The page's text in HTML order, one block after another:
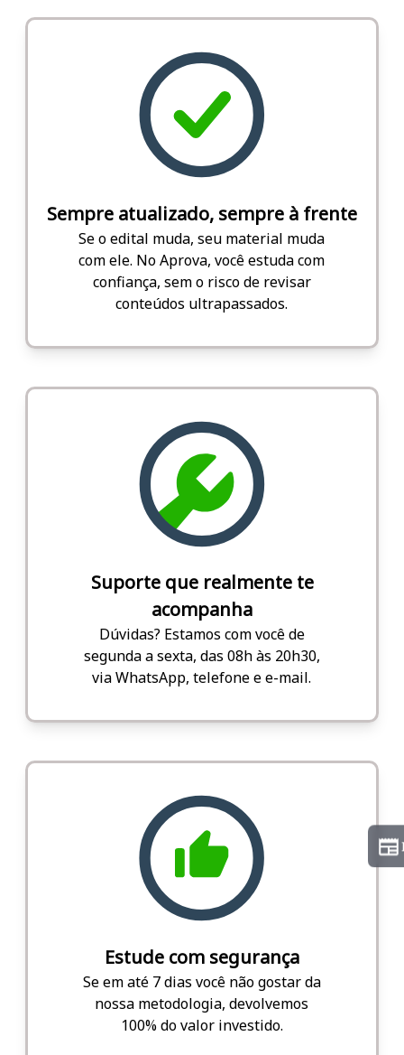
Sempre atualizado, sempre à frente
Se o edital muda, seu material muda
com ele. No Aprova, você estuda com
confiança, sem o risco de revisar
conteúdos ultrapassados.
Suporte que realmente te
acompanha
Dúvidas? Estamos com você de
segunda a sexta, das 08h às 20h30,
via WhatsApp, telefone e e-mail.
Estude com segurança
Se em até 7 dias você não gostar da
nossa metodologia, devolvemos
100% do valor investido.